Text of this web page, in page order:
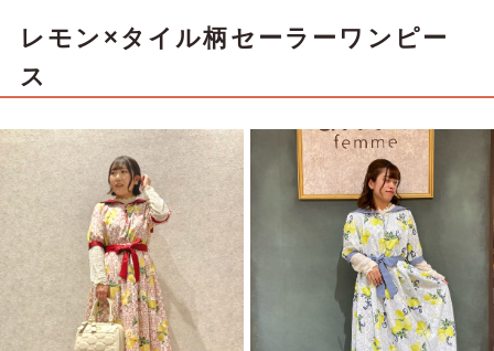
レモン×タイル柄セーラーワンピー
ス